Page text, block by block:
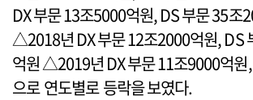
DX 부문 13조5000억원, DS 부문 35조
△2018년 DX 부문 12조2000억원, DS
억원 △2019년 DX 부문 11조9000억원
으로 연도별로 등락을 보였다.